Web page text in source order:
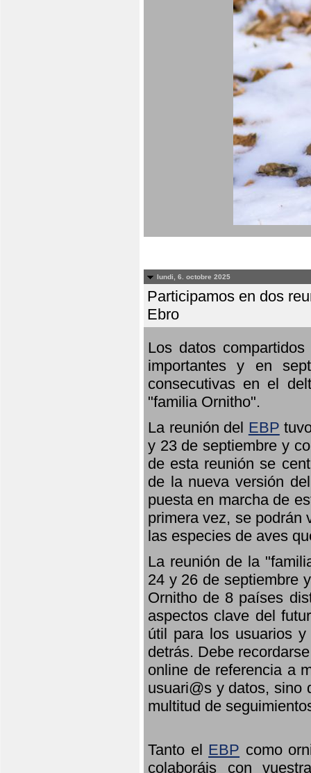
lundi, 6. octobre 2025
Participamos en dos
Ebro
Los datos
importantes y en
consecutivas en el
"familia Ornitho".
La reunión del EBP
y 23 de septiembre y
de esta reunión se
de la nueva versión
puesta en marcha de
primera vez, se podrán
las especies de aves
La reunión de la
24 y 26 de septiembre
Ornitho de 8 países
aspectos clave del
útil para los usuarios
detrás. Debe
online de referencia a
usuari@s y datos, sino
multitud de
Tanto el EBP como
colaboráis con